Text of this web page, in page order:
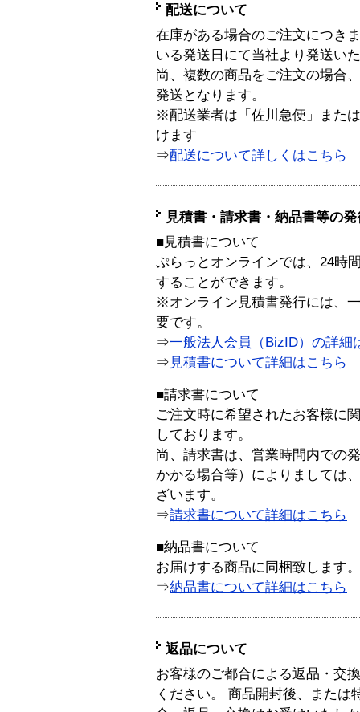
配送について
在庫がある場合のご注文につき
いる発送日にて当社より発送い
尚、複数の商品をご注文の場合
発送となります。
※配送業者は「佐川急便」また
けます
⇒配送について詳しくはこちら
見積書・請求書・納品書等の
■見積書について
ぷらっとオンラインでは、24時
することができます。
※オンライン見積書発行には、
要です。
⇒一般法人会員（BizID）の詳細
⇒ 見積書について詳細はこちら
■請求書について
ご注文時に希望されたお客様に
しております。
尚、請求書は、営業時間内での
かかる場合等）によりましては
ざいます。
⇒請求書について詳細はこちら
■納品書について
お届けする商品に同梱致します。
⇒納品書について詳細はこちら
返品について
お客様のご都合による返品・交
ください。 商品開封後、または